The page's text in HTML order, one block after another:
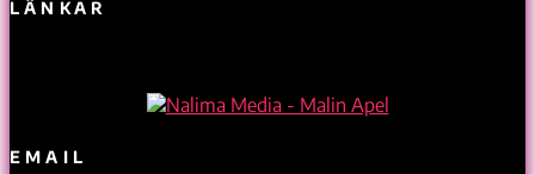
LÄNKAR
EMAIL